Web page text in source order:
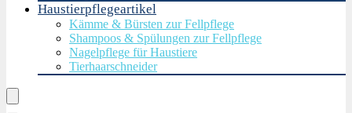
Haustierpflegeartikel
Kämme & Bürsten zur Fellpflege
Shampoos & Spülungen zur Fellpflege
Nagelpflege für Haustiere
Tierhaarschneider